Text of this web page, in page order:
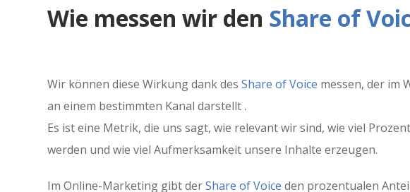
Wie messen wir den Share of
Wir können diese Wirkung dank des Share of Voice messen, der im
an einem bestimmten Kanal darstellt .
Es ist eine Metrik, die uns sagt, wie relevant wir sind, wie viel
werden und wie viel Aufmerksamkeit unsere Inhalte erzeugen.
Im Online-Marketing gibt derShare of Voice den prozentualen